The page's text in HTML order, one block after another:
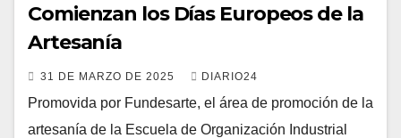
Comienzan los Días Europeos de la
Artesanía
31 DE MARZO DE 2025 DIARIO24
Promovida por Fundesarte, el área de promoción de la
artesanía de la Escuela de Organización Industrial